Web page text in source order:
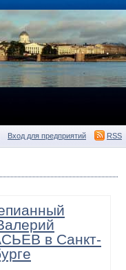
Вход для предприятий RSS